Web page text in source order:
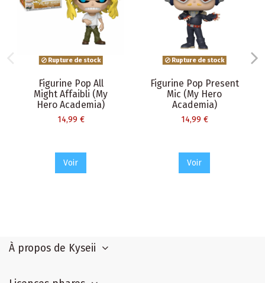
Rupture de stock
Figurine Pop All
Might Affaibli (My
Hero Academia)
14,99 €
Voir
Rupture de stock
Figurine Pop Present
Mic (My Hero
Academia)
14,99 €
Voir
À propos de Kyseii